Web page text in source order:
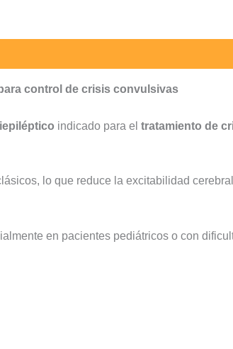
control de crisis convulsivas
indicado para el tratamiento de
lo que reduce la excitabilidad
en pacientes pediátricos o con